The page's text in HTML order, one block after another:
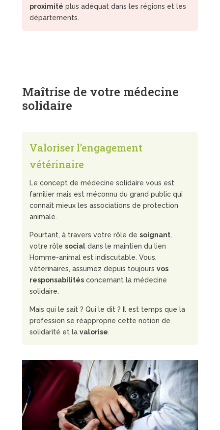
proximité plus adéquat dans les régions et les
départements.
Maîtrise de votre médecine
solidaire
Valoriser l’engagement
vétérinaire
Le concept de médecine solidaire vous est
familier mais est méconnu du grand public qui
connaît mieux les associations de protection
animale.
Pourtant, à travers votre rôle de soignant,
votre rôle socialdans le maintien du lien
Homme-animal est indiscutable. Vous,
vétérinaires, assumez depuis toujours vos
responsabilitésconcernant la médecine
solidaire.
Mais qui le sait ? Qui le dit ? Il est temps que la
profession se réapproprie cette notion de
solidarité et la valorise.